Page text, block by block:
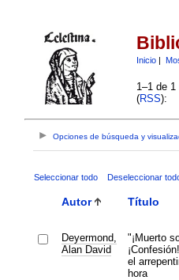
Inicio|
1–1 de
(RSS):
Opciones de búsqueda y
Seleccionar todo Deseleccionar
Autor Título
Deyermond,
Alan David
"¡Muerto
el
hora